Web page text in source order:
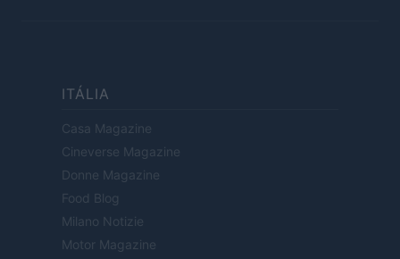
ITÁLIA
Casa Magazine
Cineverse Magazine
Donne Magazine
Food Blog
Milano Notizie
Motor Magazine